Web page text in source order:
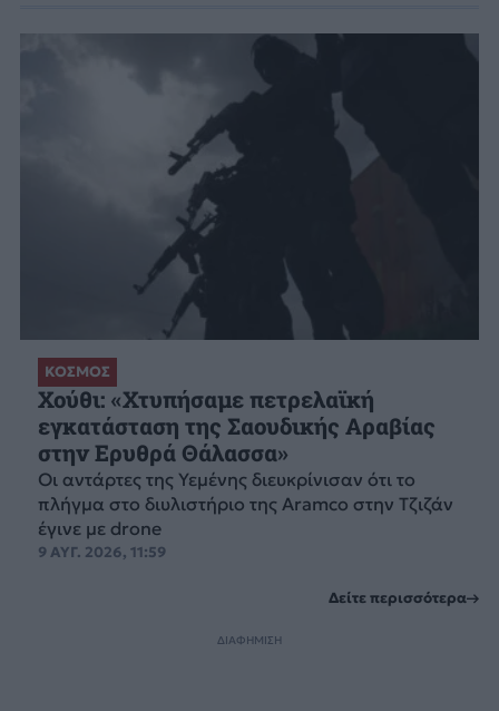
ΚΟΣΜΟΣ
Χούθι: «Χτυπήσαμε πετρελαϊκή
εγκατάσταση της Σαουδικής Αραβίας
στην Ερυθρά Θάλασσα»
Οι αντάρτες της Υεμένης διευκρίνισαν ότι το
πλήγμα στο διυλιστήριο της Aramco στην Τζιζάν
έγινε με drone
9 ΑΥΓ. 2026, 11:59
Δείτε περισσότερα
ΔΙΑΦΗΜΙΣΗ